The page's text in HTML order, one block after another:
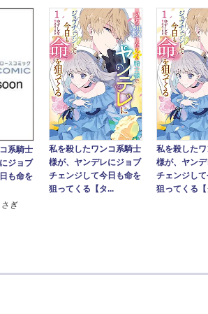
系騎士
ジョブ
も命を
ぎ
私を殺したワンコ系騎士
様が、ヤンデレにジョブ
チェンジして今日も命を
狙ってくる【タ...
私を殺した
様が、ヤン
チェンジし
狙ってくる【